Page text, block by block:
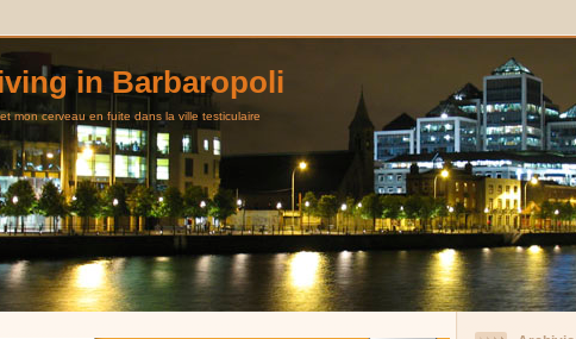
in Barbaropoli
mon cerveau en fuite dans la ville testiculaire